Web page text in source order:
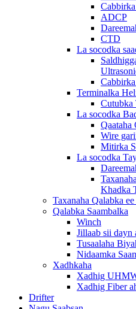
ADCP
CTD
La socodka
Terminalka
Cutubka
La socodka
Qaataha
Wire
Mitirka
La socodka
Khadka
Taxanaha Qalabka
Qalabka Saambalka
Winch
Jillaab sii dayn
Tusaalaha
Nidaamka
Xadhkaha
Xadhig
Xadhig Fiber
Drifter